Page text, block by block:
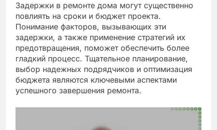
Задержки в ремонте дома могут существенно
повлиять на сроки и бюджет проекта.
Понимание факторов, вызывающих эти
задержки, а также применение стратегий их
предотвращения, поможет обеспечить более
гладкий процесс. Тщательное планирование,
выбор надежных подрядчиков и оптимизация
бюджета являются ключевыми аспектами
успешного завершения ремонта.